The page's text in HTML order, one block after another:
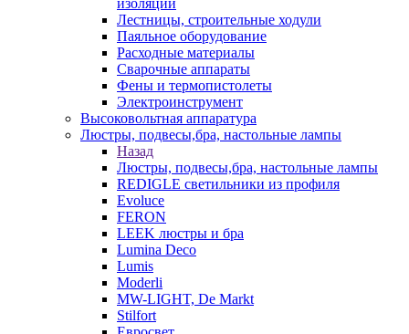
изоляции
Лестницы, строительные ходули
Паяльное оборудование
Расходные материалы
Сварочные аппараты
Фены и термопистолеты
Электроинструмент
Высоковольтная аппаратура
Люстры, подвесы,бра, настольные лампы
Назад
Люстры, подвесы,бра, настольные лампы
REDIGLE светильники из профиля
Evoluce
FERON
LEEK люстры и бра
Lumina Deco
Lumis
Moderli
MW-LIGHT, De Markt
Stilfort